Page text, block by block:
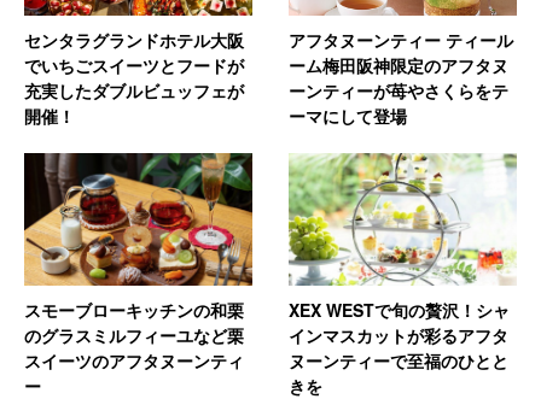
センタラグランドホテル大阪
でいちごスイーツとフードが
充実したダブルビュッフェが
開催！
アフタヌーンティー ティール
ーム梅田阪神限定のアフタヌ
ーンティーが苺やさくらをテ
ーマにして登場
スモーブローキッチンの和栗
のグラスミルフィーユなど栗
スイーツのアフタヌーンティ
ー
XEX WESTで旬の贅沢！シャ
インマスカットが彩るアフタ
ヌーンティーで至福のひとと
きを